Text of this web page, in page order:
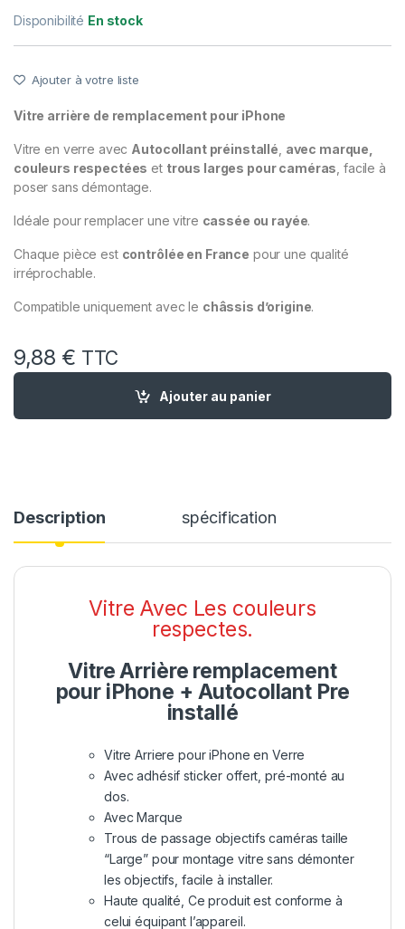
Disponibilité En stock
Ajouter à votre liste
Vitre arrière de remplacement pour iPhone
Vitre en verre avec Autocollant préinstallé avec marque,
couleurs respectées et trous larges pour caméras , facile à
poser sans démontage.
Idéale pour remplacer une vitre cassée ou rayée.
Chaque pièce est contrôlée en France pour une qualité
irréprochable.
Compatible uniquement avec le châssis d’origine.
9,88 € TTC
quantité de Vitre Arriere Remplacement iPhone 12 Noir
Ajouter au panier
Description spécification
Vitre Avec Les couleurs
respectes.
Vitre Arrière remplacement
pour iPhone + Autocollant Pre
installé
Vitre Arriere pour iPhone en Verre
Avec adhésif sticker offert, pré-monté au
dos.
Avec Marque
Trous de passage objectifs caméras taille
“Large” pour montage vitre sans démonter
les objectifs, facile à installer.
Haute qualité, Ce produit est conforme à
celui équipant l’appareil.